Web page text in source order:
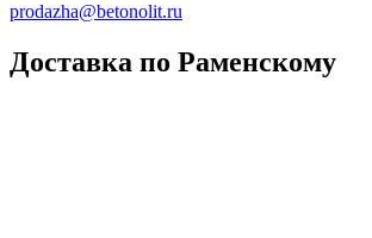
prodazha@betonolit.ru
Доставка по Раменскому